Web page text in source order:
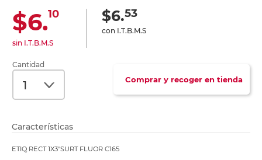
$6.10
sin I.T.B.M.S
$6.53
con I.T.B.M.S
Cantidad
Comprar y recoger en tienda
Características
ETIQ RECT 1X3"SURT FLUOR C165